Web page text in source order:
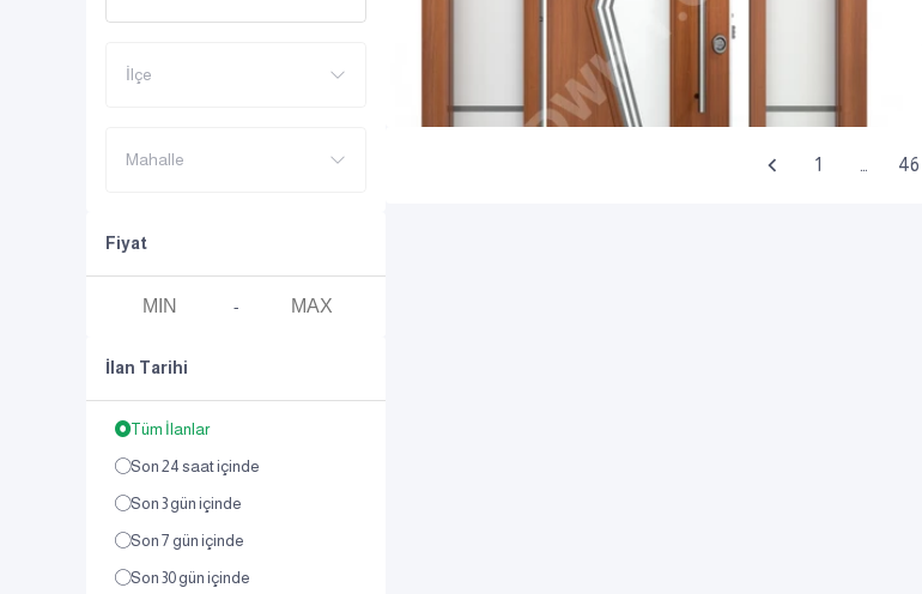
İlçe
Mahalle
Fiyat
-
İlan Tarihi
Tüm İlanlar
Son 24 saat içinde
Son 3 gün içinde
Son 7 gün içinde
Son 30 gün içinde
1 … 46